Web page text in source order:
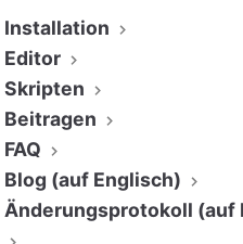
Installation
Editor
Skripten
Beitragen
FAQ
Blog (auf Englisch)
Änderungsprotokoll (auf